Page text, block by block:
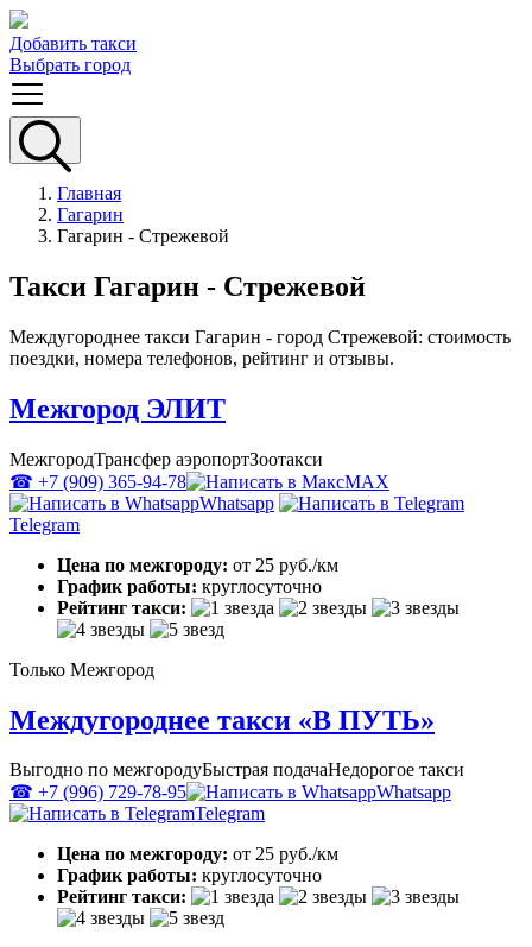
Добавить такси
Выбрать город
Главная
Гагарин
Гагарин - Стрежевой
Такси Гагарин - Стрежевой
Междугороднее такси Гагарин - город Стрежевой: стоимость
поездки, номера телефонов, рейтинг и отзывы.
Межгород ЭЛИТ
МежгородТрансфер аэропортЗоотакси
☎ +7 (909) 365-94-78
MAX
Whatsapp
Telegram
Цена по межгороду: от 25 руб./км
График работы: круглосуточно
Рейтинг такси:
Только Межгород
Междугороднее такси «В ПУТЬ»
Выгодно по межгородуБыстрая подачаНедорогое такси
☎ +7 (996) 729-78-95
Whatsapp
Telegram
Цена по межгороду: от 25 руб./км
График работы: круглосуточно
Рейтинг такси: